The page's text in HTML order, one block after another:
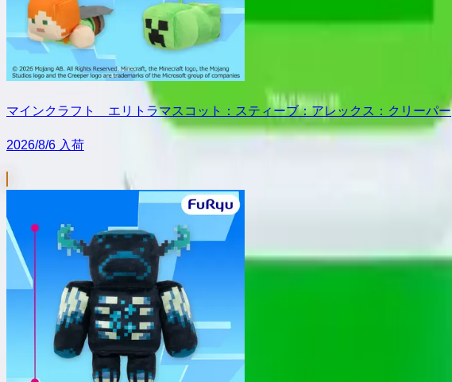
マインクラフト エリトラマスコット：スティーブ：アレックス：クリーパー
2026/8/6 入荷